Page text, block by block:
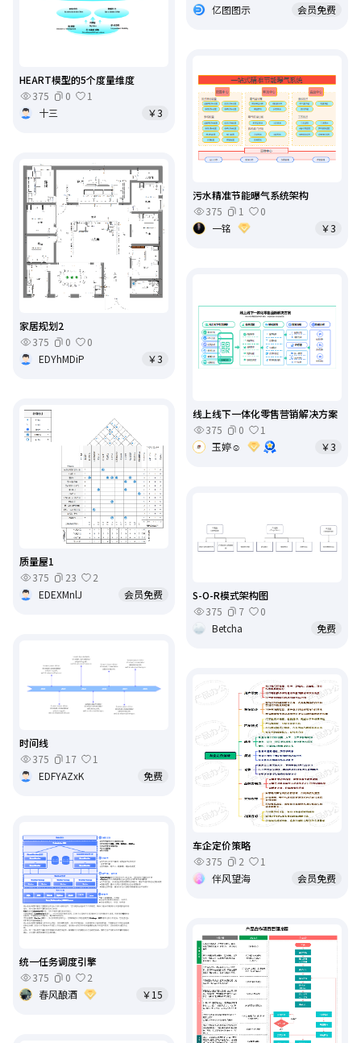
亿图图示
会员免费
HEART模型的5个度量维度
375
0
1
十三
￥3
污水精准节能曝气系统架构
375
1
0
一铭
￥3
家居规划2
375
0
0
EDYhMDiP
￥3
线上线下一体化零售营销解决方案
375
0
1
玉婷☺
￥3
质量屋1
375
23
2
EDEXMnlJ
会员免费
S-O-R模式架构图
375
7
0
Betcha
免费
时间线
375
17
1
EDFYAZxK
免费
车企定价策略
375
2
1
伴风望海
会员免费
统一任务调度引擎
375
0
2
春风酿酒
￥15